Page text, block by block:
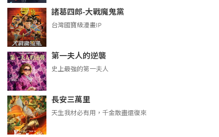
諸葛四郎-大戰魔鬼黨
台灣國寶級漫畫IP
第一夫人的逆襲
史上最強的第一夫人
長安三萬里
天生我材必有用，千金散盡還復來